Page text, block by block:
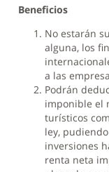
Beneficios
No estarán
alguna, los
a las
Podrán
imponible el
turísticos
ley,
inversiones
renta neta